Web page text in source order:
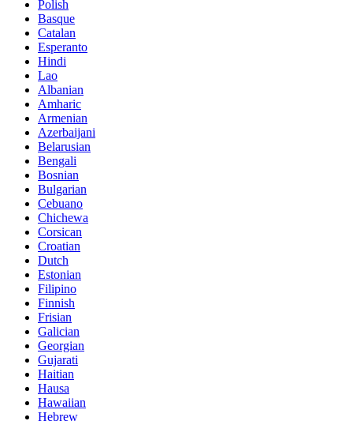
Polish
Basque
Catalan
Esperanto
Hindi
Lao
Albanian
Amharic
Armenian
Azerbaijani
Belarusian
Bengali
Bosnian
Bulgarian
Cebuano
Chichewa
Corsican
Croatian
Dutch
Estonian
Filipino
Finnish
Frisian
Galician
Georgian
Gujarati
Haitian
Hausa
Hawaiian
Hebrew